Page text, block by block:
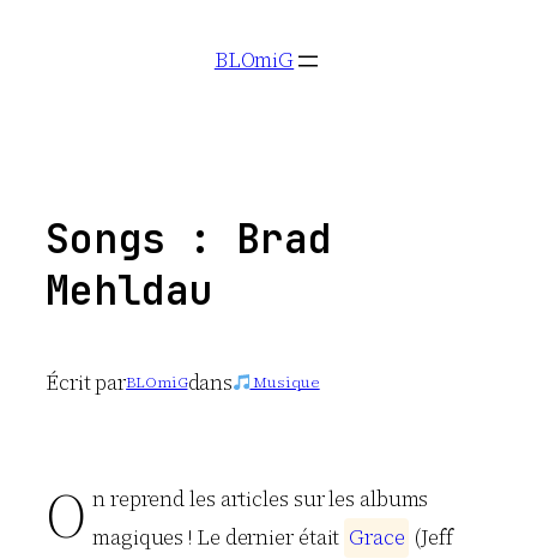
BLOmiG
Songs : Brad
Mehldau
Écrit parBLOmiGdans Musique
O n reprend les articles sur les albums
magiques ! Le dernier était Grace (Jeff